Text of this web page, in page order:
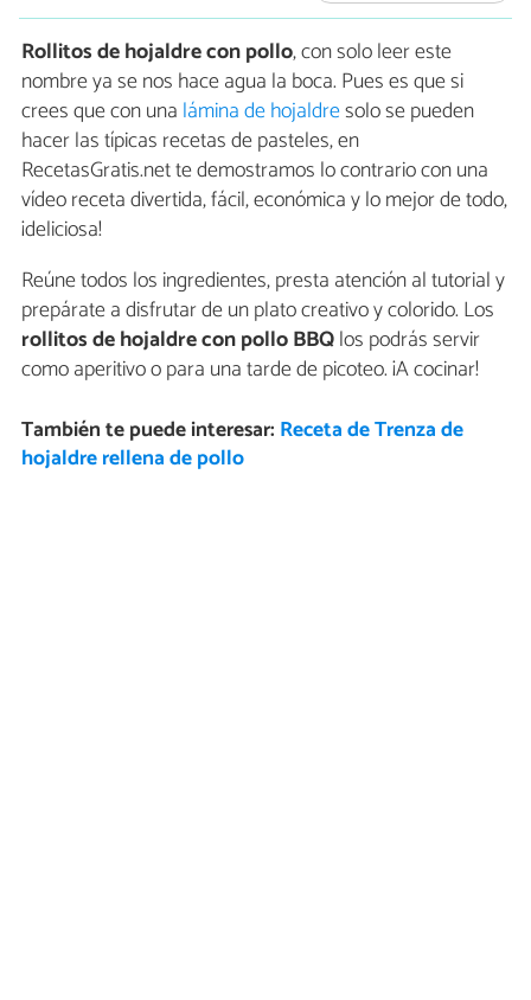
Rollitos de hojaldre con pollo, con solo leer este
nombre ya se nos hace agua la boca. Pues es que si
crees que con una lámina de hojaldresolo se pueden
hacer las típicas recetas de pasteles, en
RecetasGratis.net te demostramos lo contrario con una
vídeo receta divertida, fácil, económica y lo mejor de todo,
¡deliciosa!
Reúne todos los ingredientes, presta atención al tutorial y
prepárate a disfrutar de un plato creativo y colorido. Los
rollitos de hojaldre con pollo BBQlos podrás servir
como aperitivo o para una tarde de picoteo. ¡A cocinar!
También te puede interesar: Receta de Trenza de
hojaldre rellena de pollo